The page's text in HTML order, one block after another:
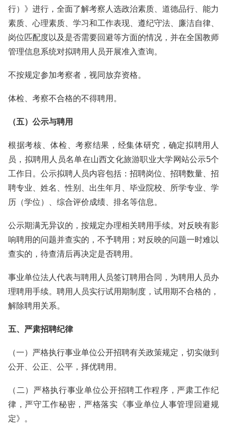
行）》进行，全面了解考察人选政治素质、道德品行、能力
素质、心理素质、学习和工作表现、遵纪守法、廉洁自律、
岗位匹配度以及是否需要回避等方面的情况，并在全国教师
管理信息系统对拟聘用人员开展准入查询。
不按规定参加考察者，视同放弃资格。
体检、考察不合格的不得聘用。
（五）公示与聘用
根据考核、体检、考察结果，经集体研究，确定拟聘用人
员，拟聘用人员名单在山西文化旅游职业大学网站公示5个
工作日。公示拟聘人员内容包括：招聘岗位、招聘数量、招
聘专业、姓名、性别、出生年月、毕业院校、所学专业、学
历（学位）、综合评价成绩、排名等信息。
公示期满无异议的，按规定办理相关聘用手续。对反映有影
响聘用的问题并查实的，不予聘用；对反映的问题一时难以
查实的，待查清后再决定是否聘用。
事业单位法人代表与聘用人员签订聘用合同，为聘用人员办
理聘用手续。聘用人员实行试用期制度，试用期不合格的，
解除聘用关系。
五、严肃招聘纪律
（一）严格执行事业单位公开招聘有关政策规定，切实做到
公开、公正、公平，择优聘用。
（二）严格执行事业单位公开招聘工作程序，严肃工作纪
律，严守工作秘密，严格落实《事业单位人事管理回避规
定》。